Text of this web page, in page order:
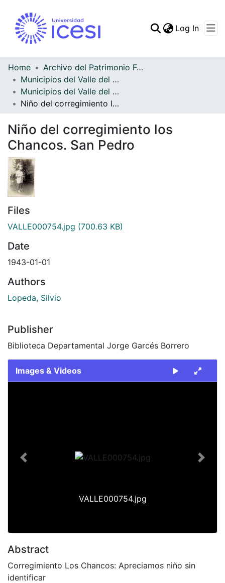
Log In
Home
Archivo del Patrimonio Fotográfico y Fílmico del Valle del Cauca
Municipios del Valle del Cauca
Municipios del Valle del Cauca
Niño del corregimiento los Chancos. San Pedro
Niño del corregimiento los
Chancos. San Pedro
Files
VALLE000754.jpg (700.63 KB)
Date
1943-01-01
Authors
Lopeda, Silvio
Publisher
Biblioteca Departamental Jorge Garcés Borrero
Images & Videos
VALLE000754.jpg
Previous Next
Abstract
Corregimiento Los Chancos: Apreciamos niño sin
identificar